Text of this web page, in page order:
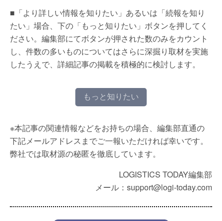
■「より詳しい情報を知りたい」あるいは「続報を知り
たい」場合、下の「もっと知りたい」ボタンを押してく
ださい。編集部にてボタンが押された数のみをカウント
し、件数の多いものについてはさらに深掘り取材を実施
したうえで、詳細記事の掲載を積極的に検討します。
もっと知りたい
※本記事の関連情報などをお持ちの場合、編集部直通の
下記メールアドレスまでご一報いただければ幸いです。
弊社では取材源の秘匿を徹底しています。
LOGISTICS TODAY編集部
メール：support@logi-today.com